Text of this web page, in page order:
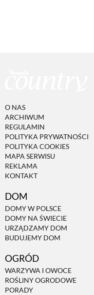
O NAS
ARCHIWUM
REGULAMIN
POLITYKA PRYWATNOŚCI
POLITYKA COOKIES
MAPA SERWISU
REKLAMA
KONTAKT
DOM
DOMY W POLSCE
DOMY NA ŚWIECIE
URZĄDZAMY DOM
BUDUJEMY DOM
OGRÓD
WARZYWA I OWOCE
ROŚLINY OGRODOWE
PORADY